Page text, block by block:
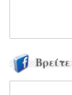
Βρείτε